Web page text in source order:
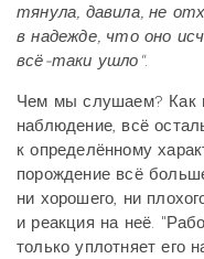
тянула, давила, не
в надежде, что оно
всё-таки ушло".
Чем мы слушаем? Как
наблюдение, всё
к определённому
порождение всё
ни хорошего, ни
и реакция на неё.
только уплотняет его